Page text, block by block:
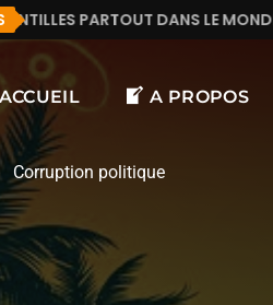
PARTOUT DANS LE MONDE.
ACCUEIL A PROPOS
Corruption politique